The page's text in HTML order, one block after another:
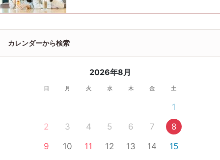
カレンダーから検索
2026年8月
日 月 火 水 木 金 土
1
2
3 4 5 6 7
8
9
10 11 12 13 14
15